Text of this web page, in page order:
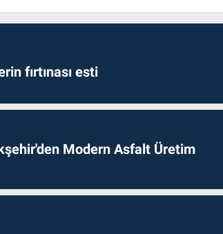
fırtınası esti
Modern Asfalt Üretim